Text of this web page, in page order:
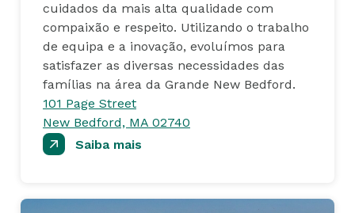
cuidados da mais alta qualidade com
compaixão e respeito. Utilizando o trabalho
de equipa e a inovação, evoluímos para
satisfazer as diversas necessidades das
famílias na área da Grande New Bedford.
101 Page Street
New Bedford, MA 02740
Saiba mais